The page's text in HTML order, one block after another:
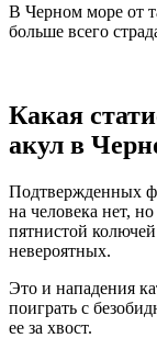
В Черном море от
больше всего
Какая
акул в
Подтвержденных
на человека нет,
пятнистой
невероятных.
Это и нападения
поиграть с
ее за хвост.